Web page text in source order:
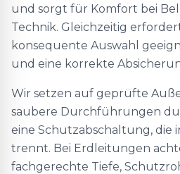
und sorgt für Komfort bei
Technik. Gleichzeitig
konsequente Auswahl
und eine korrekte
Wir setzen auf geprüfte
saubere Durchführungen
eine Schutzabschaltung, die
trennt. Bei Erdleitungen
fachgerechte Tiefe,